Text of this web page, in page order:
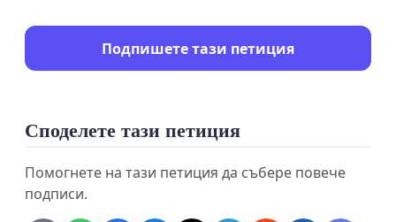
Подпишете тази петиция
Споделете тази петиция
Помогнете на тази петиция да събере повече
подписи.